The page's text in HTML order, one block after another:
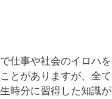
仕事や社会のイロハを
とがありますが、全て
時分に習得した知識が